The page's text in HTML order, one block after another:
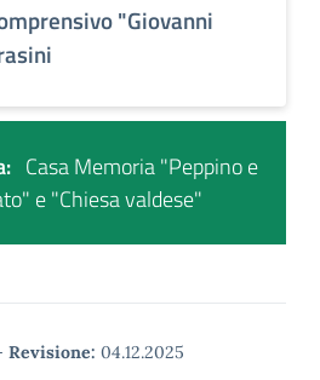
"Giovanni
Casa Memoria "Peppino e
e "Chiesa valdese"
Revisione: 04.12.2025